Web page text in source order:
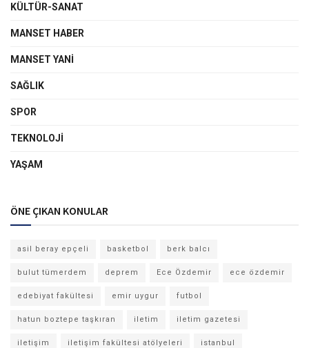
KÜLTÜR-SANAT
MANSET HABER
MANSET YANI
SAĞLIK
SPOR
TEKNOLOJI
YAŞAM
ÖNE ÇIKAN KONULAR
asil beray epçeli basketbol berk balcı
bulut tümerdem deprem Ece Özdemir ece özdemir
edebiyat fakültesi emir uygur futbol
hatun boztepe taşkıran iletim iletim gazetesi
iletişim iletişim fakültesi atölyeleri istanbul